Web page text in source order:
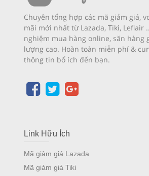
Chuyên tổng hợp các mã giảm giá,
mãi mới nhất từ Lazada, Tiki, Leflair
nghiệm mua hàng online, săn hàng
lượng cao. Hoàn toàn miễn phí &
thông tin bổ ích đến bạn.
Link Hữu Ích
Mã giảm giá Lazada
Mã giảm giá Tiki